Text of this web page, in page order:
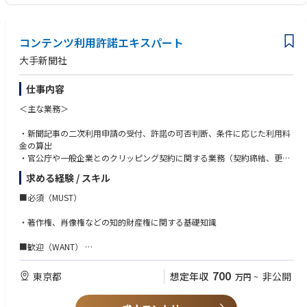
■求める人物像
・アニメ・エンターテインメントに深い愛情と情熱を持ち、ビジネスの視
点を持ってヒットへ導く執着心がある方
・最新の業界／マーケティングのトレンドを能動的にキャッチアップし、
施策に反映できる方
・自身が先頭に立ち、不確実な状況でも周囲を巻き込みながら粘り強く業
務を推進できる方
・高い協調性とバランス感覚を持ち、ステークホルダーと適切な着地へ誘
引できるコミュニケーション能力をお持ちの方
コンテンツ利用許諾エキスパート
大手新聞社
仕事内容
＜主な業務＞
・新聞記事の二次利用申請の受付、許諾の可否判断、条件に応じた利用料
金の算出
・官公庁や一般企業とのクリッピング契約に関する業務（契約締結、更
新、契約条件の変更、解約、請求等）
・新たなデジタル利用に対する料金体系・運用ルールの検討
・その他、関連する業務全般
求める経験 / スキル
■必須（MUST）
・著作権、肖像権などの知的財産権に関する基礎知識
■歓迎（WANT）
・知財を扱うコンテンツ、メディア、出版業界での業務経験
・デジタル事業やSaaSサービスに関する基礎知識
・デジタル技術の進展と著作権に対する関心
東京都 想定年収 700 万円 ~ 非公開